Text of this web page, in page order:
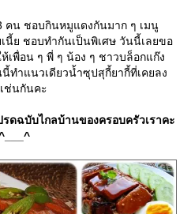
คน ชอบกินหมูแดงกันมาก ๆ เมนู
นี้ย ชอบทำกันเป็นพิเศษ วันนี้เลยขอ
เพื่อน ๆ พี่ ๆ น้อง ๆ ชาวบล็อกแก๊ง
ำแนวเดียวน้ำซุปสุกี้ยากี้ที่เคยลง
ช่นกันคะ
ดฉบับไกลบ้านของครอบครัวเราคะ